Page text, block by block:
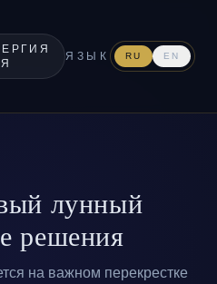
ЯЗЫК RU EN
лунный
решения
на важном перекрестке